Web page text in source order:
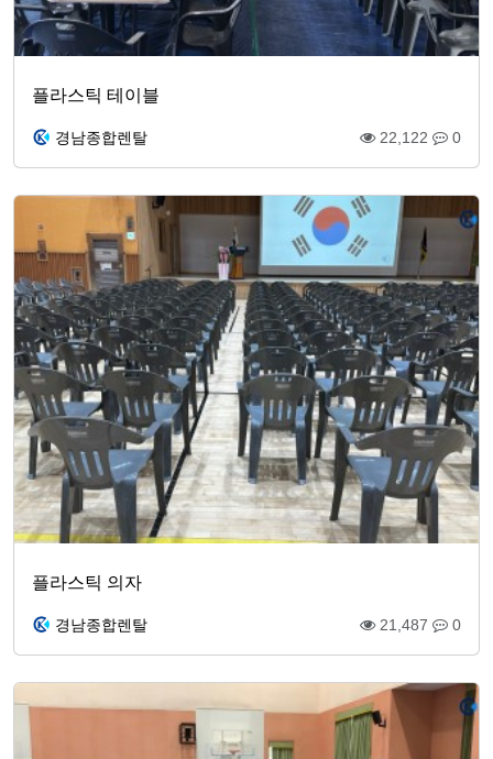
플라스틱 테이블
경남종합렌탈 22,122 0
플라스틱 의자
경남종합렌탈 21,487 0